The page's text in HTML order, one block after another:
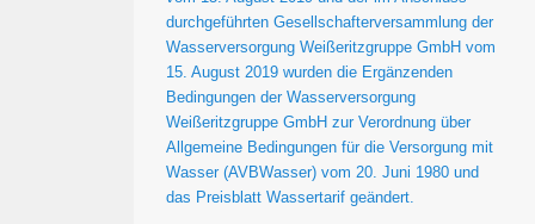
durchgeführten Gesellschafterversammlung der
Wasserversorgung Weißeritzgruppe GmbH vom
15. August 2019 wurden die Ergänzenden
Bedingungen der Wasserversorgung
Weißeritzgruppe GmbH zur Verordnung über
Allgemeine Bedingungen für die Versorgung mit
Wasser (AVBWasser) vom 20. Juni 1980 und
das Preisblatt Wassertarif geändert.